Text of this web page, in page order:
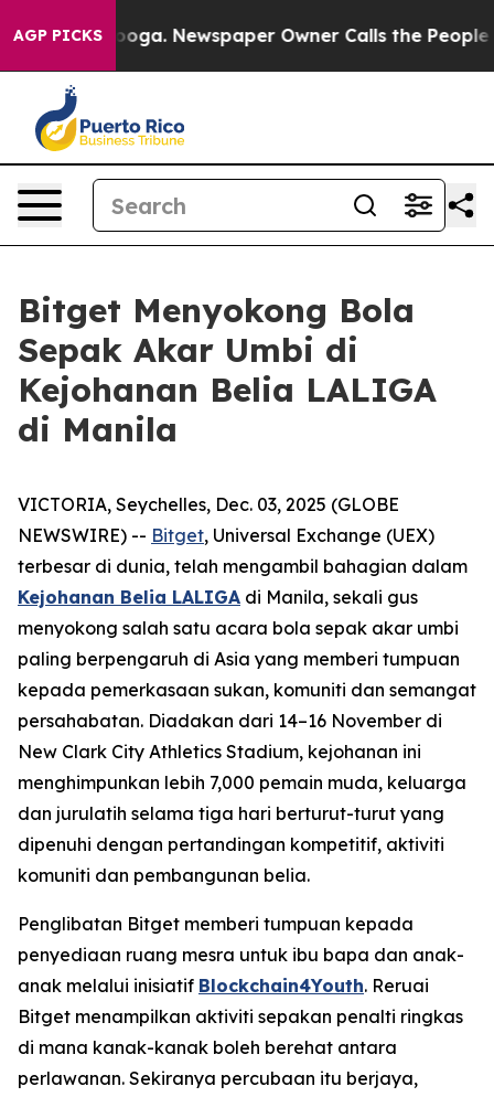
AGP PICKS Newspaper Owner Calls the People
Bitget Menyokong Bola
Sepak Akar Umbi di
Kejohanan Belia LALIGA
di Manila
VICTORIA, Seychelles, Dec. 03, 2025 (GLOBE
NEWSWIRE) -- Bitget, Universal Exchange (UEX)
terbesar di dunia, telah mengambil bahagian dalam
Kejohanan Belia LALIGA di Manila, sekali gus
menyokong salah satu acara bola sepak akar umbi
paling berpengaruh di Asia yang memberi tumpuan
kepada pemerkasaan sukan, komuniti dan semangat
persahabatan. Diadakan dari 14–16 November di
New Clark City Athletics Stadium, kejohanan ini
menghimpunkan lebih 7,000 pemain muda, keluarga
dan jurulatih selama tiga hari berturut-turut yang
dipenuhi dengan pertandingan kompetitif, aktiviti
komuniti dan pembangunan belia.
Penglibatan Bitget memberi tumpuan kepada
penyediaan ruang mesra untuk ibu bapa dan anak-
anak melalui inisiatif Blockchain4Youth. Reruai
Bitget menampilkan aktiviti sepakan penalti ringkas
di mana kanak-kanak boleh berehat antara
perlawanan. Sekiranya percubaan itu berjaya,